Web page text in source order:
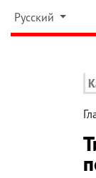
Русский